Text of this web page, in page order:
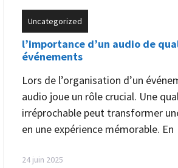
Uncategorized
l’importance d’un audio de
événements
Lors de l’organisation d’un
audio joue un rôle crucial. Une
irréprochable peut transformer
en une expérience mémorable. En
24 juin 2025